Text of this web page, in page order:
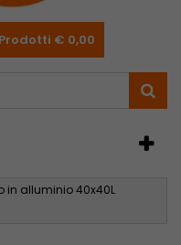
Prodotti € 0,00
in alluminio 40x40L